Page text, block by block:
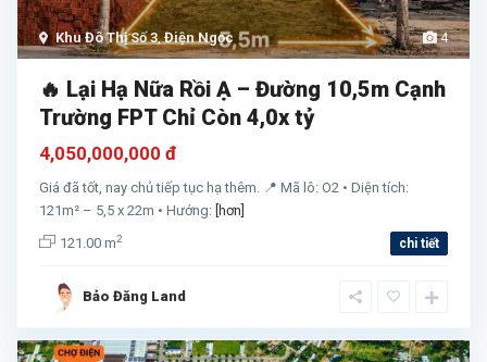
4
Khu Đô Thị Số 3,Điện Ngọc
🔥 Lại Hạ Nữa Rồi Ạ – Đường 10,5m Cạnh
Trường FPT Chỉ Còn 4,0x tỷ
4,050,000,000 đ
Giá đã tốt, nay chủ tiếp tục hạ thêm. 📍 Mã lô: O2 • Diện tích:
121m² – 5,5 x 22m • Hướng: [hơn]
121.00 m2 chi tiết
Bảo Đăng Land